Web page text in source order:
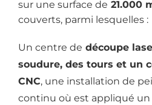
sur une surface de 21.000
couverts, parmi lesquelles :
Un centre de découpe
soudure, des tours et un
CNC, une installation de
continu où est appliqué